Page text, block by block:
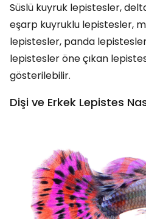
Süslü kuyruk lepistesler,
eşarp kuyruklu lepistesler,
lepistesler, panda
lepistesler öne çıkan
gösterilebilir.
Dişi ve Erkek Lepistes